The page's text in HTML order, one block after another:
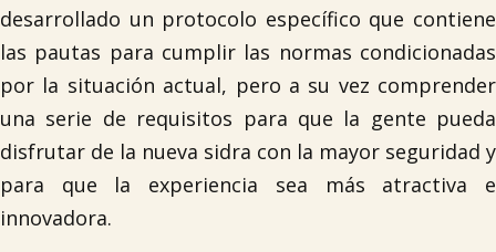
desarrollado un protocolo específico que contiene
las pautas para cumplir las normas condicionadas
por la situación actual, pero a su vez comprender
una serie de requisitos para que la gente pueda
disfrutar de la nueva sidra con la mayor seguridad y
para que la experiencia sea más atractiva e
innovadora.